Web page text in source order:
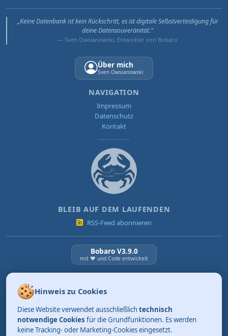
„Keine Datenbank ist kein Rückschritt, es ist digitale Selbstverteidigung für
deine Datensouveränität."
— Sven Owsianowski, Entwickler von Bobaro
Über mich
Sven Owsianowski
NAVIGATION
Impressum
Datenschutz
Kontakt
BLEIB AUF DEM LAUFENDEN
RSS-Feed abonnieren
Bobaro V3.9.0
mit ❤️ und Code entwickelt
03.08.2026
Review: Tidy. Aufräumen kann so einfach sein.
01.08.2026
Hinweis zu Cookies
Diese Website verwendet ausschließlichtechnisch
notwendige Cookies für die Grundfunktionen. Es werden
keine Tracking- oder Marketing-Cookies eingesetzt.